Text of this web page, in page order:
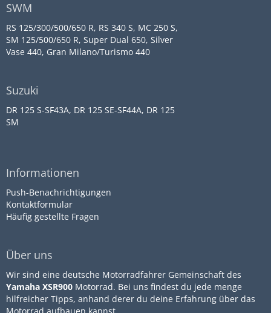
SWM
RS 125/300/500/650 R, RS 340 S, MC 250 S,
SM 125/500/650 R, Super Dual 650, Silver
Vase 440, Gran Milano/Turismo 440
Suzuki
DR 125 S-SF43A, DR 125 SE-SF44A, DR 125
SM
Informationen
Push-Benachrichtigungen
Kontaktformular
Häufig gestellte Fragen
Über uns
Wir sind eine deutsche Motorradfahrer Gemeinschaft des
Yamaha XSR900 Motorrad. Bei uns findest du jede menge
hilfreicher Tipps, anhand derer du deine Erfahrung über das